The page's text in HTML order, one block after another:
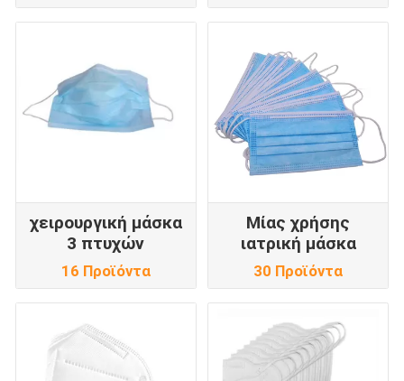
χειρουργική μάσκα
3 πτυχών
16 Προϊόντα
Μίας χρήσης
ιατρική μάσκα
30 Προϊόντα